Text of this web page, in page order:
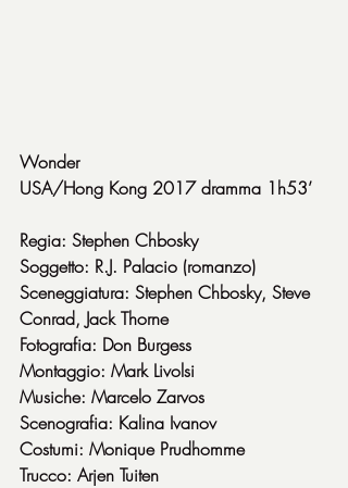
Wonder
USA/Hong Kong 2017 dramma 1h53’
Regia: Stephen Chbosky
Soggetto: R.J. Palacio (romanzo)
Sceneggiatura: Stephen Chbosky, Steve
Conrad, Jack Thorne
Fotografia: Don Burgess
Montaggio: Mark Livolsi
Musiche: Marcelo Zarvos
Scenografia: Kalina Ivanov
Costumi: Monique Prudhomme
Trucco: Arjen Tuiten